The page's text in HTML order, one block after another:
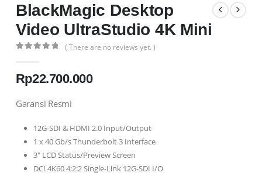
BlackMagic Desktop
Video UltraStudio 4K Mini
( There are no reviews yet. )
Rp22.700.000
Garansi Resmi
12G-SDI & HDMI 2.0 Input/Output
1 x 40 Gb/s Thunderbolt 3 Interface
3″ LCD Status/Preview Screen
DCI 4K60 4:2:2 Single-Link 12G-SDI I/O